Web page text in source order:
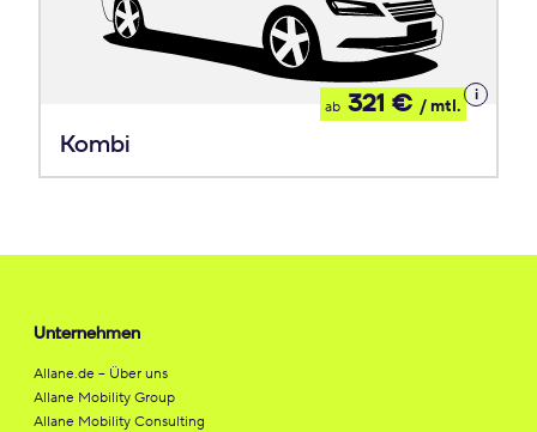
Kombi
ab 321 € / mtl.
Details
zum
Unternehmen
Allane.de – Über uns
Allane Mobility Group
Allane Mobility Consulting